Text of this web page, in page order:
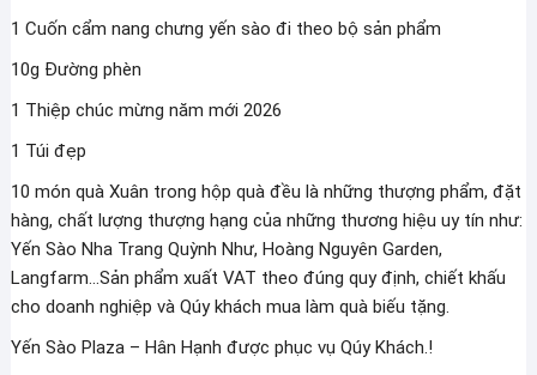
1 Cuốn cẩm nang chưng yến sào đi theo bộ sản phẩm
10g Đường phèn
1 Thiệp chúc mừng năm mới 2026
1 Túi đẹp
10 món quà Xuân trong hộp quà đều là những thượng phẩm, đặt
hàng, chất lượng thượng hạng của những thương hiệu uy tín như:
Yến Sào Nha Trang Quỳnh Như, Hoàng Nguyên Garden,
Langfarm…Sản phẩm xuất VAT theo đúng quy định, chiết khấu
cho doanh nghiệp và Qúy khách mua làm quà biếu tặng.
Yến Sào Plaza – Hân Hạnh được phục vụ Qúy Khách.!